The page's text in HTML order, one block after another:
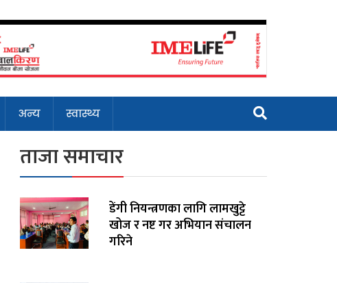
अन्य स्वास्थ्य
ताजा समाचार
डेंगी नियन्त्रणका लागि लामखुट्टे
खोज र नष्ट गर अभियान संचालन
गरिने